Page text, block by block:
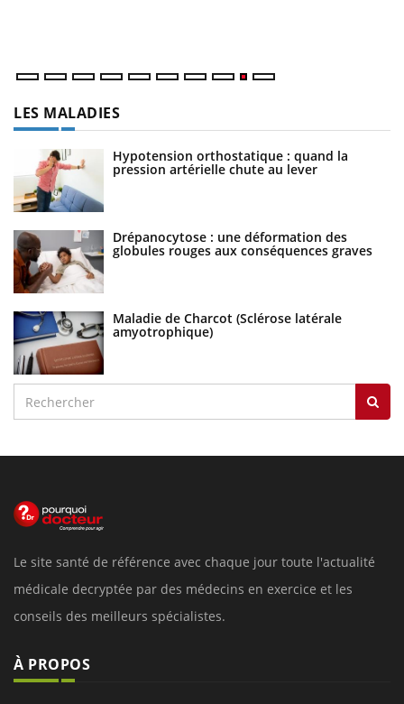
LES MALADIES
Hypotension orthostatique : quand la
pression artérielle chute au lever
Drépanocytose : une déformation des
globules rouges aux conséquences graves
Maladie de Charcot (Sclérose latérale
amyotrophique)
Le site santé de référence avec chaque jour toute l'actualité
médicale decryptée par des médecins en exercice et les
conseils des meilleurs spécialistes.
À PROPOS